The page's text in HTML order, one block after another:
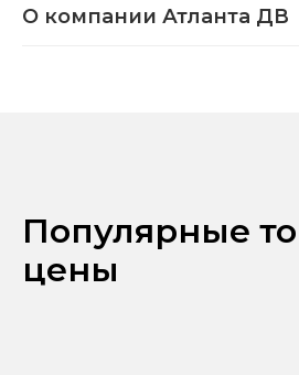
О компании Атланта ДВ
Популярные
цены